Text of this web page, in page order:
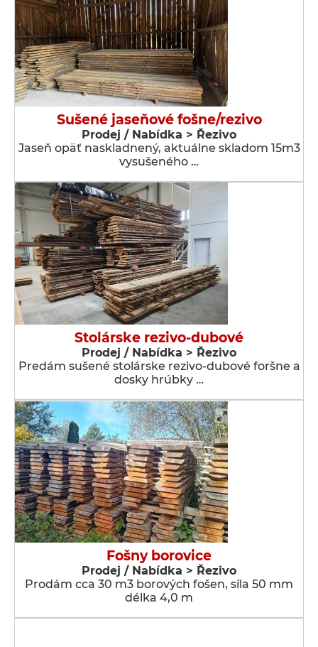
Sušené jaseňové fošne/rezivo
Prodej / Nabídka > Řezivo
Jaseň opäť naskladnený, aktuálne skladom 15m3
vysušeného …
Stolárske rezivo-dubové
Prodej / Nabídka > Řezivo
Predám sušené stolárske rezivo-dubové foršne a
dosky hrúbky …
Fošny borovice
Prodej / Nabídka > Řezivo
Prodám cca 30 m3 borových fošen, síla 50 mm
délka 4,0 m